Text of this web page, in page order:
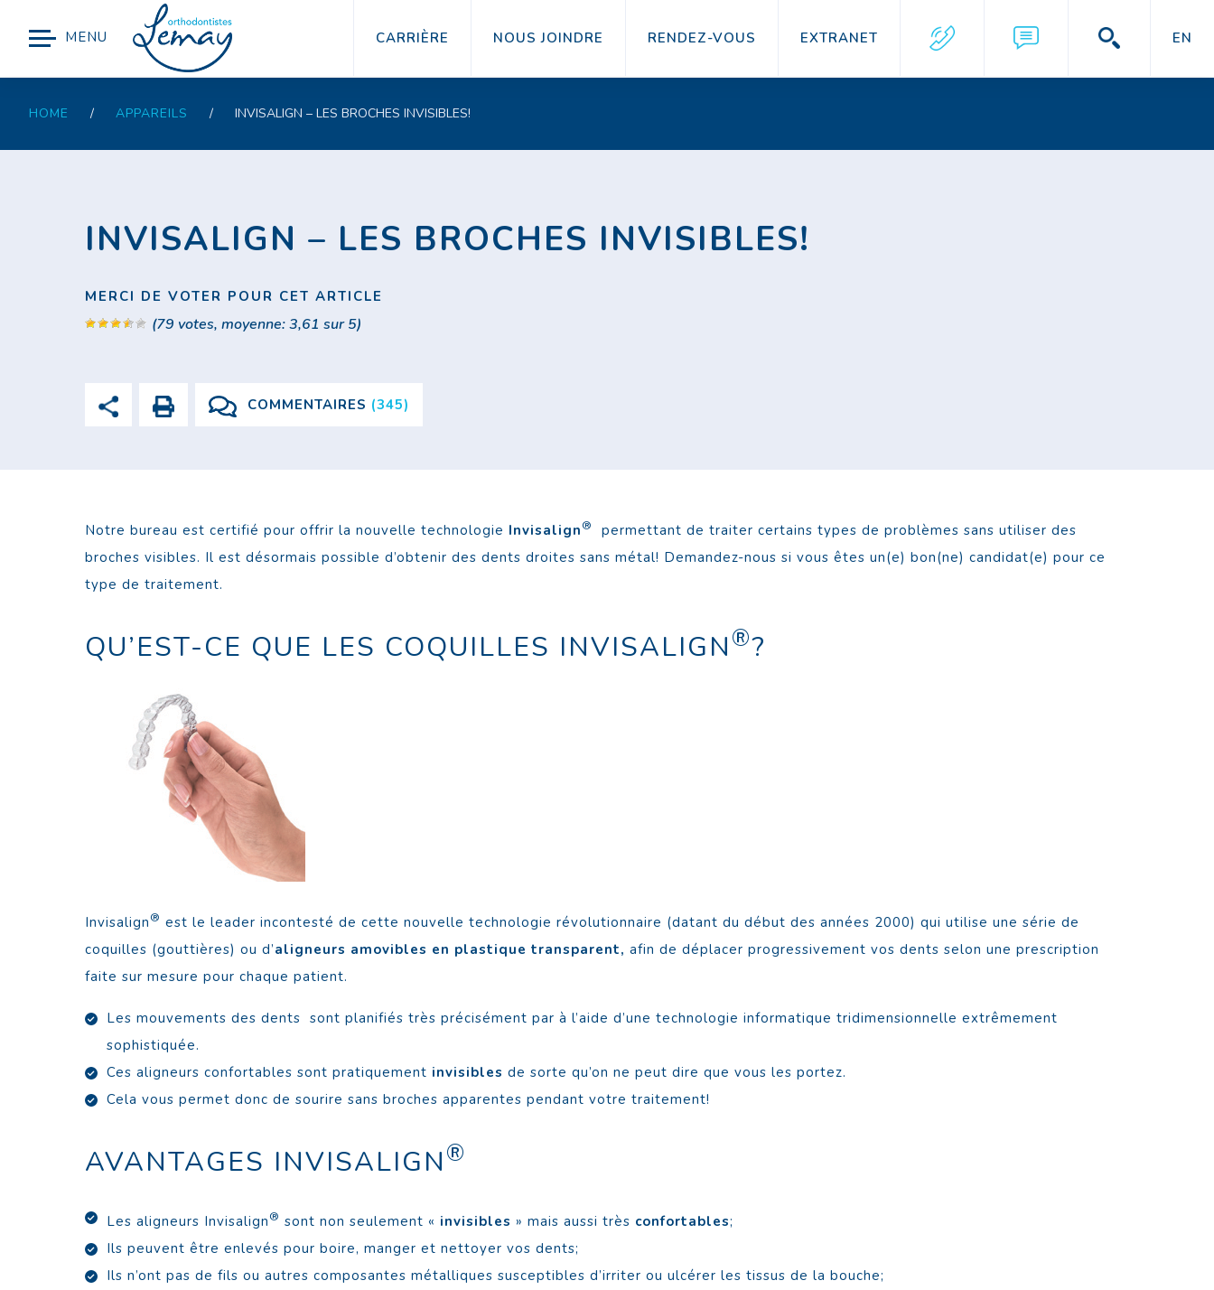
MENU CARRIÈRE NOUS JOINDRE RENDEZ-VOUS EXTRANET EN
HOME / APPAREILS / INVISALIGN – LES BROCHES INVISIBLES!
INVISALIGN – LES BROCHES INVISIBLES!
MERCI DE VOTER POUR CET ARTICLE
(79 votes, moyenne:3,61 sur 5)
COMMENTAIRES (345)
Notre bureau est certifié pour offrir la nouvelle technologie Invisalign®
permettant de traiter certains types de problèmes sans utiliser des
broches visibles. Il est désormais possible d’obtenir des dents droites sans métal! Demandez-nous si vous êtes un(e) bon(ne) candidat(e) pour ce
type de traitement.
QU’EST-CE QUE LES COQUILLES INVISALIGN®?
Invisalign® est le leader incontesté de cette nouvelle technologie révolutionnaire (datant du début des années 2000) qui utilise une série de
coquilles (gouttières) ou d’aligneurs amovibles en plastique transparent, afin de déplacer progressivement vos dents selon une prescription
faite sur mesure pour chaque patient.
Les mouvements des dents sont planifiés très précisément par à l’aide d’une technologie informatique tridimensionnelle extrêmement
sophistiquée.
Ces aligneurs confortables sont pratiquement invisibles de sorte qu’on ne peut dire que vous les portez.
Cela vous permet donc de sourire sans broches apparentes pendant votre traitement!
AVANTAGES INVISALIGN®
Les aligneurs Invisalign® sont non seulement « invisibles » mais aussi très confortables;
Ils peuvent être enlevés pour boire, manger et nettoyer vos dents;
Ils n’ont pas de fils ou autres composantes métalliques susceptibles d’irriter ou ulcérer les tissus de la bouche;